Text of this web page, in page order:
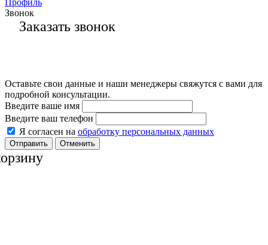
Профиль
Звонок
Заказать звонок
Оставьте свои данные и наши менеджеры свяжутся с вами для
подробной консультации.
Введите ваше имя
Введите ваш телефон
Я согласен на обработку персональных данных
Отменить